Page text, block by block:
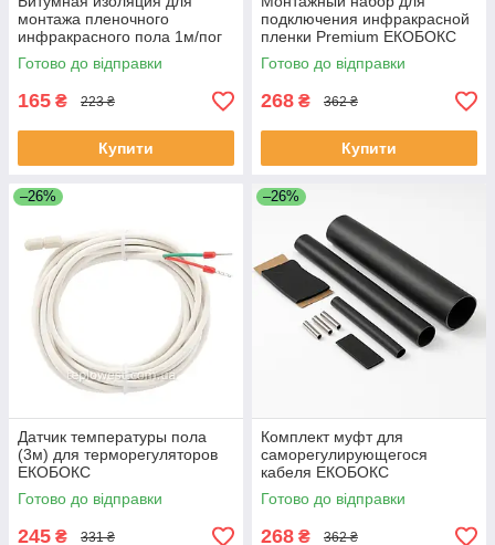
монтажа пленочного
инфракрасного пола 1м/пог
ЕКОБОКС
Готово до відправки
165 ₴ 223 ₴
Купити
подключения инфракрасной
пленки Premium ЕКОБОКС
Готово до відправки
268 ₴ 362 ₴
Купити
–26%
Датчик температуры пола
(3м) для терморегуляторов
ЕКОБОКС
Готово до відправки
245 ₴ 331 ₴
–26%
Комплект муфт для
саморегулирующегося
кабеля ЕКОБОКС
Готово до відправки
268 ₴ 362 ₴